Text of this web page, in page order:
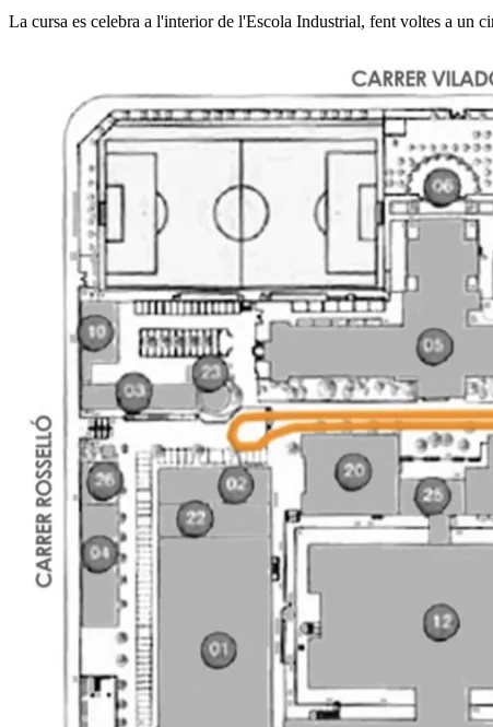
La cursa es celebra a l'interior de l'Escola Industrial, fent voltes a un